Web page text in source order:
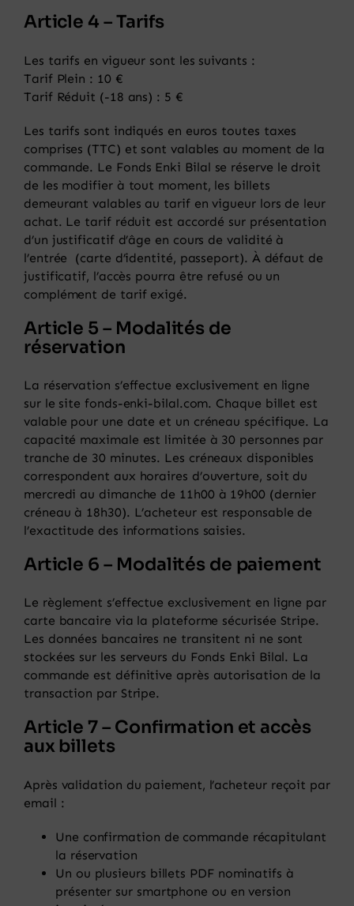
Article 4 – Tarifs
Les tarifs en vigueur sont les suivants :
Tarif Plein : 10 €
Tarif Réduit (-18 ans) : 5 €
Les tarifs sont indiqués en euros toutes taxes
comprises (TTC) et sont valables au moment de la
commande. Le Fonds Enki Bilal se réserve le droit
de les modifier à tout moment, les billets
demeurant valables au tarif en vigueur lors de leur
achat. Le tarif réduit est accordé sur présentation
d’un justificatif d’âge en cours de validité à
l’entrée
(carte d’identité, passeport). À défaut de
justificatif, l’accès pourra être refusé ou un
complément de tarif exigé.
Article 5 – Modalités de
réservation
La réservation s’effectue exclusivement en ligne
sur le site fonds-enki-bilal.com. Chaque billet est
valable pour une date et un créneau spécifique. La
capacité maximale est limitée à 30 personnes par
tranche de 30 minutes. Les créneaux disponibles
correspondent aux horaires d’ouverture, soit du
mercredi au dimanche de 11h00 à 19h00 (dernier
créneau à 18h30). L’acheteur est responsable de
l’exactitude des informations saisies.
Article 6 – Modalités de paiement
Le règlement s’effectue exclusivement en ligne par
carte bancaire via la plateforme sécurisée Stripe.
Les données bancaires ne transitent ni ne sont
stockées sur les serveurs du Fonds Enki Bilal. La
commande est définitive après autorisation de la
transaction par Stripe.
Article 7 – Confirmation et accès
aux billets
Après validation du paiement, l’acheteur reçoit par
email :
Une confirmation de commande récapitulant
la réservation
Un ou plusieurs billets PDF nominatifs à
présenter sur smartphone ou en version